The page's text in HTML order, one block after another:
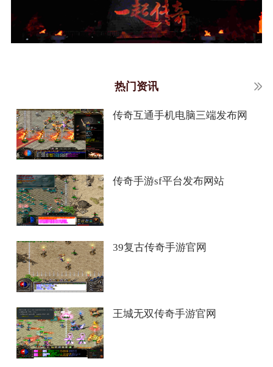
热门资讯
传奇互通手机电脑三端发布网
传奇手游sf平台发布网站
39复古传奇手游官网
王城无双传奇手游官网